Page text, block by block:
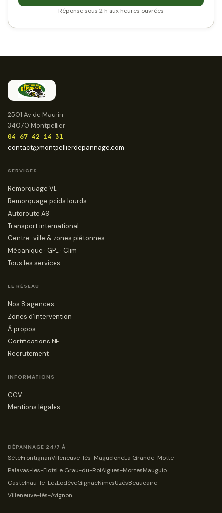
Réponse sous 2 h aux heures ouvrées
2501 Av de Maurin
34070 Montpellier
04 67 42 14 31
contact@montpellierdepannage.com
SERVICES
Remorquage VL
Remorquage poids lourds
Autoroute A9
Transport international
Centre-ville & zones piétonnes
Mécanique · GPL · Clim
Tous les services
LE RÉSEAU
Nos 8 agences
Zones d’intervention
À propos
Certifications NF
Recrutement
INFORMATIONS
CGV
Mentions légales
DÉPANNAGE 24/7 À
SèteFrontignanVilleneuve-lès-MagueloneLa Grande-Motte
Palavas-les-FlotsLe Grau-du-RoiAigues-MortesMauguio
Castelnau-le-LezLodèveGignacNîmesUzèsBeaucaire
Villeneuve-lès-Avignon